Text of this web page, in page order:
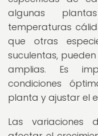
algunas
temperaturas
que otras
suculentas,
amplias. Es
condiciones
planta y ajustar el
Las variaciones